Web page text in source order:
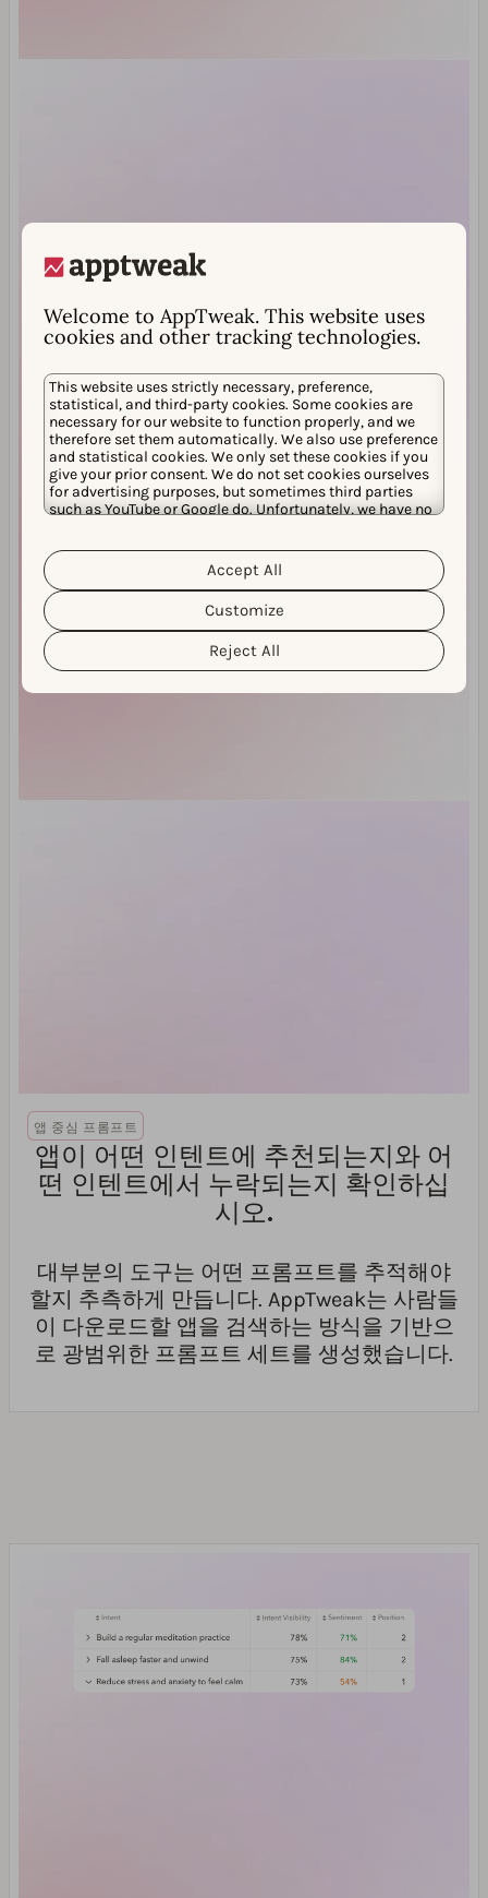
Welcome to AppTweak. This website uses
cookies and other tracking technologies.
This website uses strictly necessary, preference,
statistical, and third-party cookies. Some cookies are
necessary for our website to function properly, and we
therefore set them automatically. We also use preference
and statistical cookies. We only set these cookies if you
give your prior consent. We do not set cookies ourselves
for advertising purposes, but sometimes third parties
such as YouTube or Google do. Unfortunately, we have no
personal data and the different cookies we use, please
read our
Cookie Policy&Privacy Policy
customize your cookie settings and preferences by
clicking the “Customize” button.
Reject All
Customize
Accept All
앱 중심 프롬프트
앱이 어떤 인텐트에 추천되는지와 어
떤 인텐트에서 누락되는지 확인하십
시오.
대부분의 도구는 어떤 프롬프트를 추적해야
할지 추측하게 만듭니다. AppTweak는 사람들
이 다운로드할 앱을 검색하는 방식을 기반으
로 광범위한 프롬프트 세트를 생성했습니다.